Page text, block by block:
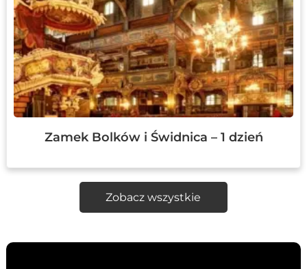
Zamek Bolków i Świdnica – 1 dzień
Zobacz wszystkie